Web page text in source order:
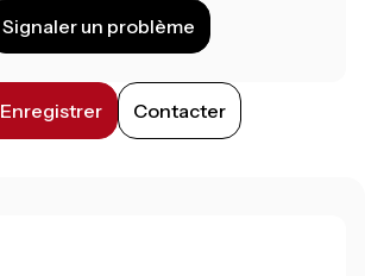
Signaler un problème
Enregistrer Contacter